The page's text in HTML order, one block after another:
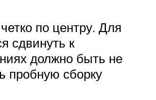
по центру. Для
сдвинуть к
должно быть не
пробную сборку